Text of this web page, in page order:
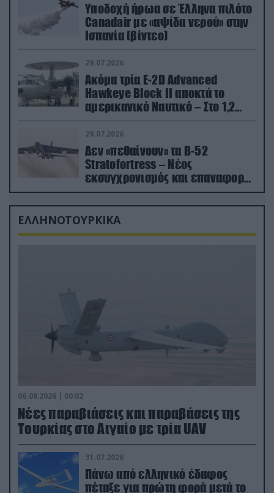
Υποδοχή ήρωα σε Έλληνα πιλότο
Canadair με «αψίδα νερού» στην
Ισπανία (βίντεο)
29.07.2026
Ακόμα τρία E-2D Advanced
Hawkeye Block II αποκτά το
αμερικανικό Ναυτικό – Στο 1,2
δισ.δολάρια το κόστος
29.07.2026
Δεν «πεθαίνουν» τα Β-52
Stratofortress – Νέος
εκσυγχρονισμός και επαναφορά
από τα «νεκροταφεία»
ΕΛΛΗΝΟΤΟΥΡΚΙΚΑ
06.08.2026 | 00:02
Νέες παραβιάσεις και παραβάσεις της
Τουρκίας στο Αιγαίο με τρία UAV
31.07.2026
Πάνω από ελληνικό έδαφος
πέταξε για πρώτη φορά μετά το